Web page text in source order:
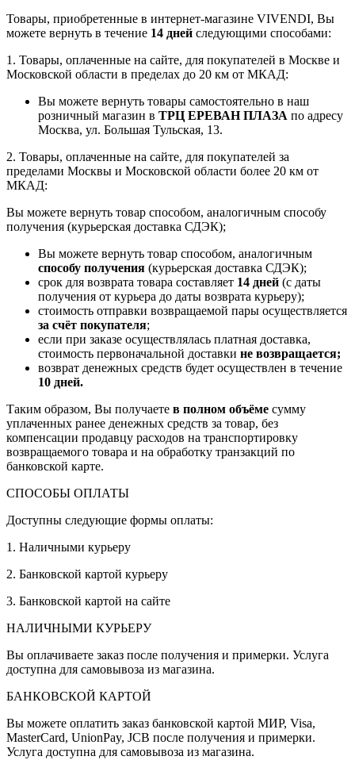
Товары, приобретенные в интернет-магазине VIVENDI, Вы
можете вернуть в течение 14 дней следующими способами:
1. Товары, оплаченные на сайте, для покупателей в Москве и
Московской области в пределах до 20 км от МКАД:
Вы можете вернуть товары самостоятельно в наш
розничный магазин в ТРЦ ЕРЕВАН ПЛАЗА по адресу
Москва, ул. Большая Тульская, 13.
2. Товары, оплаченные на сайте, для покупателей за
пределами Москвы и Московской области более 20 км от
МКАД:
Вы можете вернуть товар способом, аналогичным способу
получения (курьерская доставка СДЭК);
Вы можете вернуть товар способом, аналогичным
способу получения (курьерская доставка СДЭК);
срок для возврата товара составляет 14 дней (с даты
получения от курьера до даты возврата курьеру);
стоимость отправки возвращаемой пары осуществляется
за счёт покупателя;
если при заказе осуществлялась платная доставка,
стоимость первоначальной доставки не возвращается;
возврат денежных средств будет осуществлен в течение
10 дней.
Таким образом, Вы получаете в полном объёме сумму
уплаченных ранее денежных средств за товар, без
компенсации продавцу расходов на транспортировку
возвращаемого товара и на обработку транзакций по
банковской карте.
СПОСОБЫ ОПЛАТЫ
Доступны следующие формы оплаты:
1. Наличными курьеру
2. Банковской картой курьеру
3. Банковской картой на сайте
НАЛИЧНЫМИ КУРЬЕРУ
Вы оплачиваете заказ после получения и примерки. Услуга
доступна для самовывоза из магазина.
БАНКОВСКОЙ КАРТОЙ
Вы можете оплатить заказ банковской картой МИР, Visa,
MasterCard, UnionPay, JCB после получения и примерки.
Услуга доступна для самовывоза из магазина.